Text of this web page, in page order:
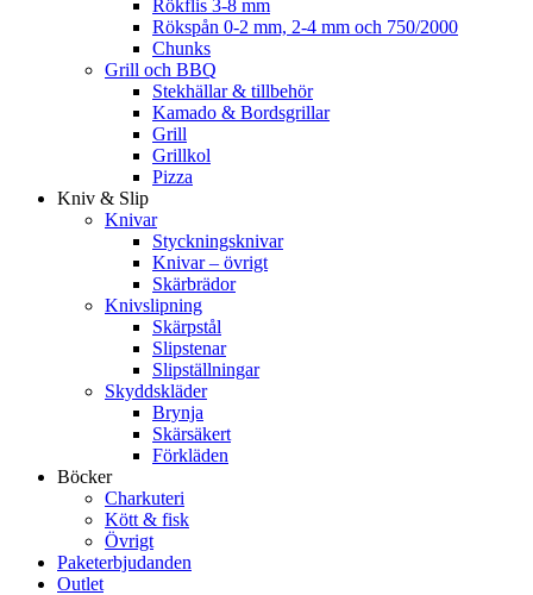
Rökflis 3-8 mm
Rökspån 0-2 mm, 2-4 mm och 750/2000
Chunks
Grill och BBQ
Stekhällar & tillbehör
Kamado & Bordsgrillar
Grill
Grillkol
Pizza
Kniv & Slip
Knivar
Styckningsknivar
Knivar – övrigt
Skärbrädor
Knivslipning
Skärpstål
Slipstenar
Slipställningar
Skyddskläder
Brynja
Skärsäkert
Förkläden
Böcker
Charkuteri
Kött & fisk
Övrigt
Paketerbjudanden
Outlet